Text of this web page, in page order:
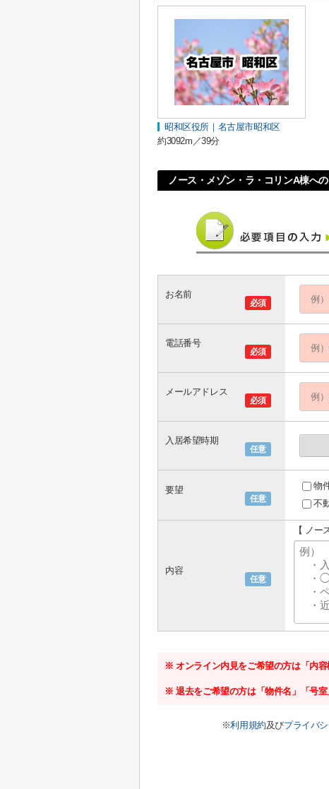
昭和区役所｜名古屋市昭和区
約3092m／39分
ノース・メゾン・ラ・コリンA棟へ
必須
お名前
必須
電話番号
必須
メールアドレス
任意
入居希望時期
任意
要望 物
不
任意
内容
【 ノー
※ オンライン内見をご希望の方は「内
※ 退去をご希望の方は「物件名」「号
※利用規約及びプライバ